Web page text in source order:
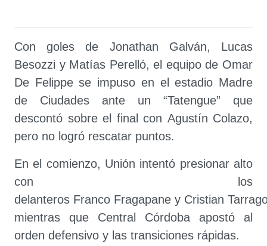
Con goles de Jonathan Galván, Lucas
Besozzi y Matías Perelló, el equipo de Omar
De Felippe se impuso en el estadio Madre
de Ciudades ante un “Tatengue” que
descontó sobre el final con Agustín Colazo,
pero no logró rescatar puntos.
En el comienzo, Unión intentó presionar alto
con los
delanteros Franco Fragapane y Cristian
mientras que Central Córdoba apostó al
orden defensivo y las transiciones rápidas.